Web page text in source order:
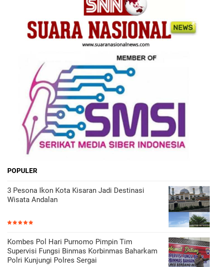
POPULER
3 Pesona Ikon Kota Kisaran Jadi Destinasi
Wisata Andalan
Kombes Pol Hari Purnomo Pimpin Tim
Supervisi Fungsi Binmas Korbinmas Baharkam
Polri Kunjungi Polres Sergai